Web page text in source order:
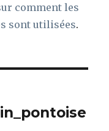
comment les
sont utilisées.